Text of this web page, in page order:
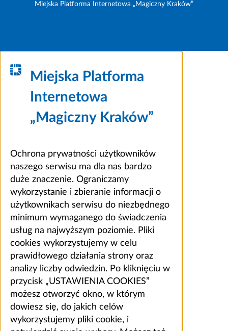
Miejska Platforma Internetowa „Magiczny Kraków”
Miejska Platforma
Internetowa
„Magiczny Kraków”
Ochrona prywatności użytkowników
naszego serwisu ma dla nas bardzo
duże znaczenie. Ograniczamy
wykorzystanie i zbieranie informacji o
użytkownikach serwisu do niezbędnego
minimum wymaganego do świadczenia
usług na najwyższym poziomie. Pliki
cookies wykorzystujemy w celu
prawidłowego działania strony oraz
analizy liczby odwiedzin. Po kliknięciu w
przycisk „USTAWIENIA COOKIES”
możesz otworzyć okno, w którym
dowiesz się, do jakich celów
wykorzystujemy pliki cookie, i